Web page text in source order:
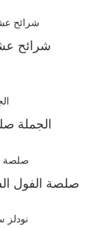
شرائح
الجملة
صلصة الفول